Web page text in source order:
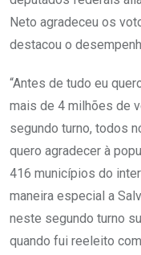
Neto agradeceu os
destacou o
“Antes de tudo eu
mais de 4 milhões de
segundo turno, todos
quero agradecer à
416 municípios do
maneira especial a
neste segundo turno
quando fui reeleito